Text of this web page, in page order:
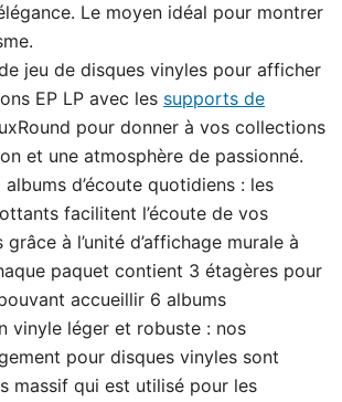
Le moyen idéal pour montrer
jeu de disques vinyles pour afficher
EP LP avec les supports de
pour donner à vos collections
et une atmosphère de passionné.
d’écoute quotidiens : les
facilitent l’écoute de vos
à l’unité d’affichage murale à
paquet contient 3 étagères pour
accueillir 6 albums
vinyle léger et robuste : nos
pour disques vinyles sont
massif qui est utilisé pour les